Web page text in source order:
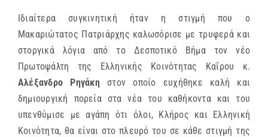
Ιδιαίτερα συγκινητική ήταν η στιγμή που ο
Μακαριώτατος Πατριάρχης καλωσόρισε με τρυφερά και
στοργικά λόγια από το Δεσποτικό Βήμα τον νέο
Πρωτοψάλτη της Ελληνικής Κοινότητας Καΐρου κ.
Αλέξανδρο Ρηγάκηστον οποίο ευχήθηκε καλή και
δημιουργική πορεία στα νέα του καθήκοντα και του
υπενθύμισε με αγάπη ότι όλοι, Κλήρος και Ελληνική
Κοινότητα, θα είναι στο πλευρό του σε κάθε στιγμή της